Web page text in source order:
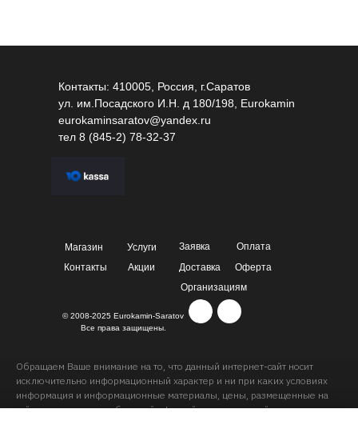
Контакты: 410005, Россия, г.Саратов
ул. им.Посадского И.Н. д 180/198, Eurokamin
eurokaminsaratov@yandex.ru
тел 8 (845-2) 78-32-37
Магазин
© 2008-2025 Eurokamin-Saratov
Все права защищены.
Услуги Заявка
Оплата
Акции
Контакты Доставка
Оферта
Организациям
Обращаем Ваше внимание на то, что данный интернет-сайт носит
исключительно информационный характер и ни при каких условиях
информация и информационные материалы, цены, размещенные на
сайте, не являются публичной офертой, определяемой положениями